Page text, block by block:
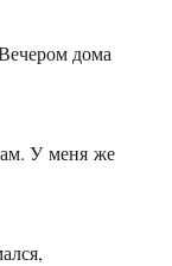
дома
У меня же